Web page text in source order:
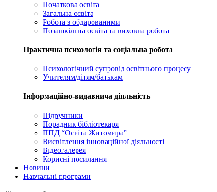
Початкова освіта
Загальна освіта
Робота з обдарованими
Позашкільна освіта та виховна робота
Практична психологія та соціальна робота
Психологічний супровід освітнього процесу
Учителям/дітям/батькам
Інформаційно-видавнича діяльність
Підручники
Порадник бібліотекаря
ППД “Освіта Житомира”
Висвітлення інноваційної діяльності
Відеогалерея
Корисні посилання
Новини
Навчальні програми